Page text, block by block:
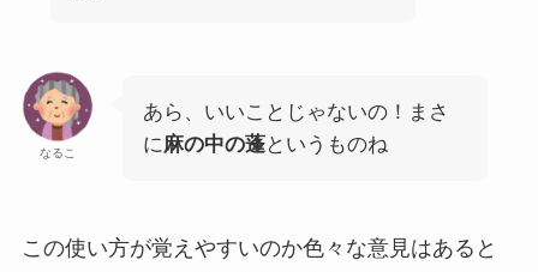
なるこ
あら、いいことじゃないの！まさ
に麻の中の蓬というものね
この使い方が覚えやすいのか色々な意見はあると